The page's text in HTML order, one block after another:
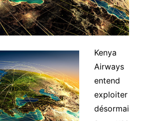
Kenya
Airways
entend
exploiter
désormai